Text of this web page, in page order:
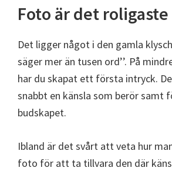
Foto är det
Det ligger något i den gamla
säger mer än tusen ord’’. På
har du skapat ett första intryck.
snabbt en känsla som berör samt
budskapet.
Ibland är det svårt att veta hur
foto för att ta tillvara den där